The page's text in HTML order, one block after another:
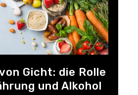
Gicht: die Rolle
und Alkohol